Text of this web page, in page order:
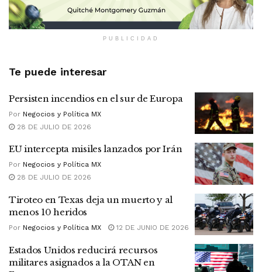
PUBLICIDAD
Te puede interesar
Persisten incendios en el sur de Europa
Por Negocios y Política MX
28 DE JULIO DE 2026
EU intercepta misiles lanzados por Irán
Por Negocios y Política MX
28 DE JULIO DE 2026
Tiroteo en Texas deja un muerto y al
menos 10 heridos
Por Negocios y Política MX 12 DE JUNIO DE 2026
Estados Unidos reducirá recursos
militares asignados a la OTAN en